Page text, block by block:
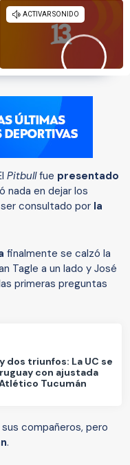
Pitbullfue presentado
nada en dejar los
consultado por la
finalmente se calzó la
Tagle a un lado y José
primeras preguntas
dos triunfos: La UC se
con ajustada
Tucumán
compañeros, pero
.